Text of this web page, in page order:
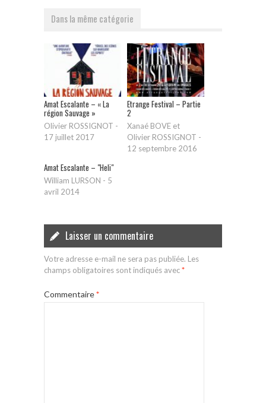
Dans la même catégorie
Amat Escalante – « La
région Sauvage »
Olivier ROSSIGNOT -
17 juillet 2017
Etrange Festival – Partie
2
Xanaé BOVE et
Olivier ROSSIGNOT -
12 septembre 2016
Amat Escalante – "Heli"
William LURSON - 5
avril 2014
Laisser un commentaire
Votre adresse e-mail ne sera pas publiée. Les
champs obligatoires sont indiqués avec*
Commentaire*